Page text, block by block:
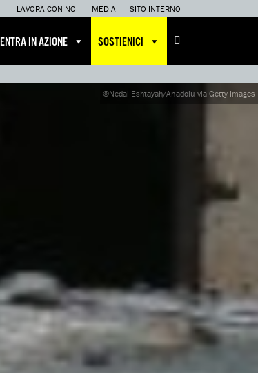
LAVORA CON NOI MEDIA SITO INTERNO
ENTRA IN AZIONE SOSTIENICI
©Nedal Eshtayah/Anadolu via Getty Images